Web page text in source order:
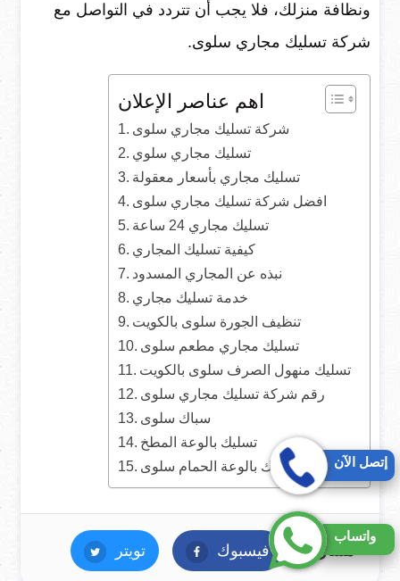
ونظافة منزلك، فلا يجب أن تتردد في التواصل مع
شركة تسليك مجاري سلوى.
اهم عناصر الإعلان
شركة تسليك مجاري سلوى
تسليك مجاري سلوي
تسليك مجاري بأسعار معقولة
افضل شركة تسليك مجاري سلوى
تسليك مجاري 24 ساعة
كيفية تسليك المجاري
نبذه عن المجاري المسدود
خدمة تسليك مجاري
تنظيف الجورة سلوى بالكويت
تسليك مجاري مطعم سلوى
تسليك منهول الصرف سلوى بالكويت
رقم شركة تسليك مجاري سلوى
سباك سلوى
تسليك بالوعة المطخ
تسليك بالوعة الحمام سلوى
مشاركة : فيسبوك فيسبوكتويتر تويتر
واتساب
إتصل الآن